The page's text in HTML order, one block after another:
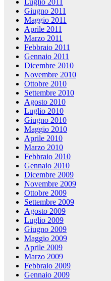
Luglio 2011
Giugno 2011
Maggio 2011
Aprile 2011
Marzo 2011
Febbraio 2011
Gennaio 2011
Dicembre 2010
Novembre 2010
Ottobre 2010
Settembre 2010
Agosto 2010
Luglio 2010
Giugno 2010
Maggio 2010
Aprile 2010
Marzo 2010
Febbraio 2010
Gennaio 2010
Dicembre 2009
Novembre 2009
Ottobre 2009
Settembre 2009
Agosto 2009
Luglio 2009
Giugno 2009
Maggio 2009
Aprile 2009
Marzo 2009
Febbraio 2009
Gennaio 2009